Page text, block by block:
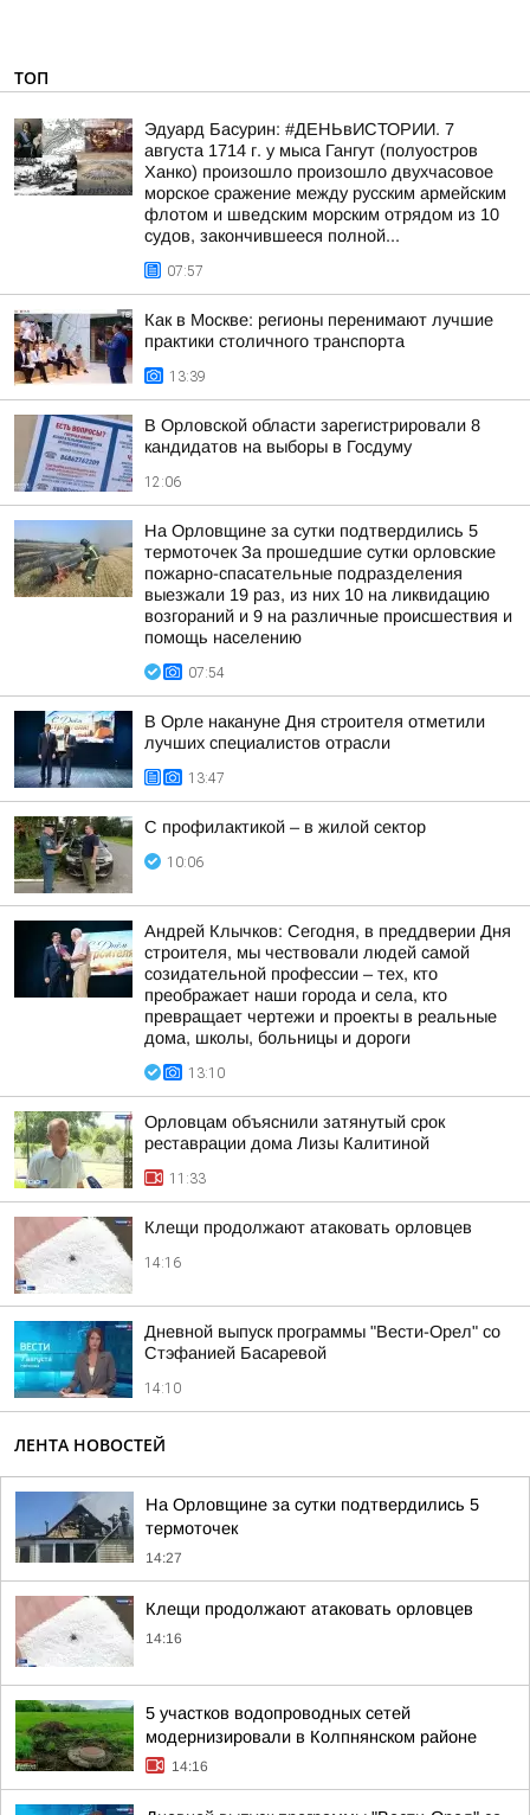
ТОП
Эдуард Басурин: #ДЕНЬвИСТОРИИ. 7
августа 1714 г. у мыса Гангут (полуостров
Ханко) произошло произошло двухчасовое
морское сражение между русским армейским
флотом и шведским морским отрядом из 10
судов, закончившееся полной...
07:57
Как в Москве: регионы перенимают лучшие
практики столичного транспорта
13:39
В Орловской области зарегистрировали 8
кандидатов на выборы в Госдуму
12:06
На Орловщине за сутки подтвердились 5
термоточек За прошедшие сутки орловские
пожарно-спасательные подразделения
выезжали 19 раз, из них 10 на ликвидацию
возгораний и 9 на различные происшествия и
помощь населению
07:54
В Орле накануне Дня строителя отметили
лучших специалистов отрасли
13:47
С профилактикой – в жилой сектор
10:06
Андрей Клычков: Сегодня, в преддверии Дня
строителя, мы чествовали людей самой
созидательной профессии – тех, кто
преображает наши города и села, кто
превращает чертежи и проекты в реальные
дома, школы, больницы и дороги
13:10
Орловцам объяснили затянутый срок
реставрации дома Лизы Калитиной
11:33
Клещи продолжают атаковать орловцев
14:16
Дневной выпуск программы "Вести-Орел" со
Стэфанией Басаревой
14:10
ЛЕНТА НОВОСТЕЙ
На Орловщине за сутки подтвердились 5
термоточек
14:27
Клещи продолжают атаковать орловцев
14:16
5 участков водопроводных сетей
модернизировали в Колпнянском районе
14:16